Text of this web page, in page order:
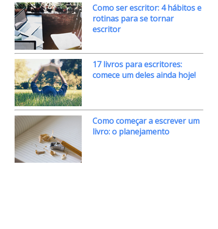
Como ser escritor: 4 hábitos e
rotinas para se tornar
escritor
17 livros para escritores:
comece um deles ainda hoje!
Como começar a escrever um
livro: o planejamento